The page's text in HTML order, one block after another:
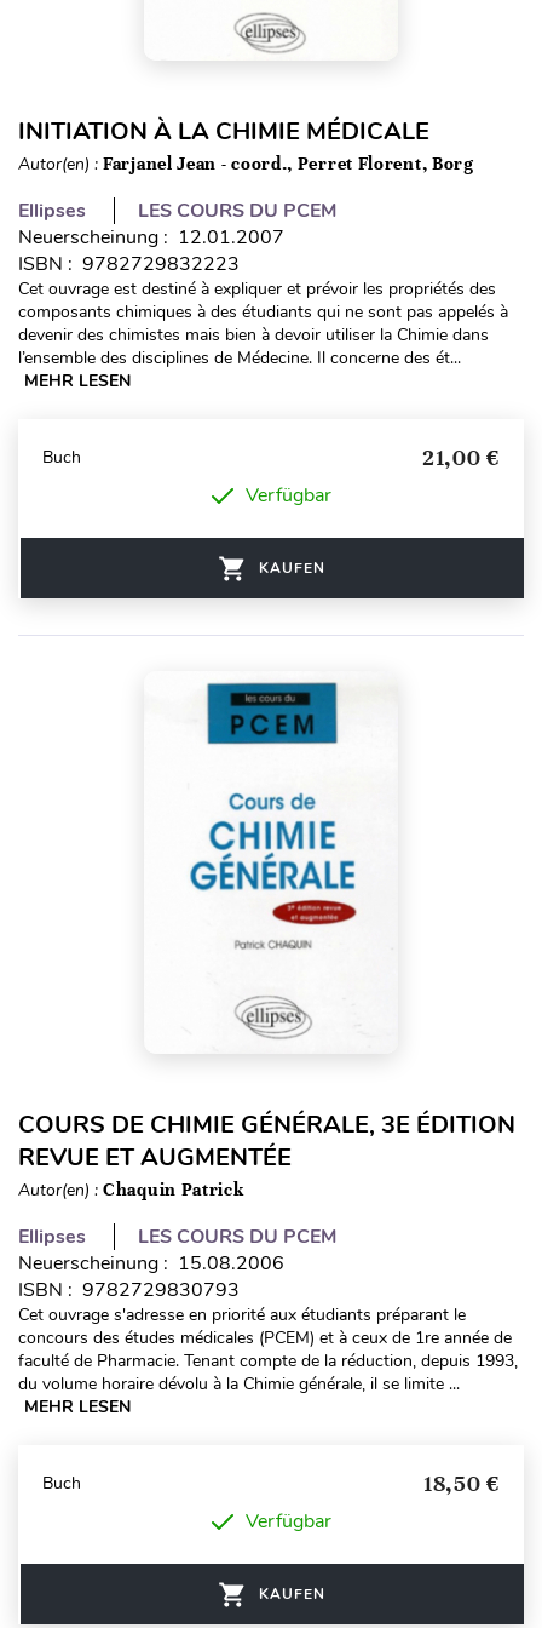
INITIATION À LA CHIMIE MÉDICALE
Autor(en) : Farjanel Jean - coord., Perret Florent, Borg
Ellipses
LES COURS DU PCEM
Neuerscheinung : 12.01.2007
ISBN : 9782729832223
Cet ouvrage est destiné à expliquer et prévoir les propriétés des
composants chimiques à des étudiants qui ne sont pas appelés à
devenir des chimistes mais bien à devoir utiliser la Chimie dans
l’ensemble des disciplines de Médecine. Il concerne des ét...
MEHR LESEN
Buch 21,00 €
Verfügbar
KAUFEN
COURS DE CHIMIE GÉNÉRALE, 3E ÉDITION
REVUE ET AUGMENTÉE
Autor(en) : Chaquin Patrick
Ellipses
LES COURS DU PCEM
Neuerscheinung : 15.08.2006
ISBN : 9782729830793
Cet ouvrage s'adresse en priorité aux étudiants préparant le
concours des études médicales (PCEM) et à ceux de 1re année de
faculté de Pharmacie. Tenant compte de la réduction, depuis 1993,
du volume horaire dévolu à la Chimie générale, il se limite ...
MEHR LESEN
Buch 18,50 €
Verfügbar
KAUFEN